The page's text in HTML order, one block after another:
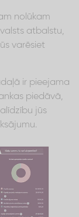
nolūkam
atbalstu,
varēsiet
ir pieejama
piedāvā,
jūs